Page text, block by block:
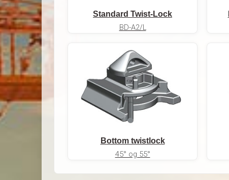
Standard Twist-Lock
BD-A2/L
Bottom twistlock
45° og 55°